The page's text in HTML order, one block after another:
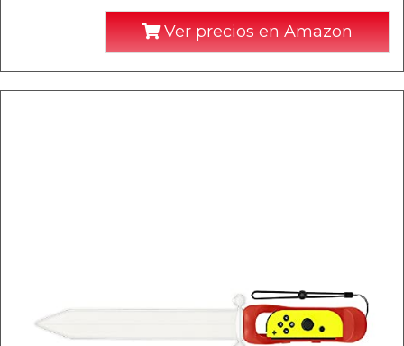
Ver precios en Amazon